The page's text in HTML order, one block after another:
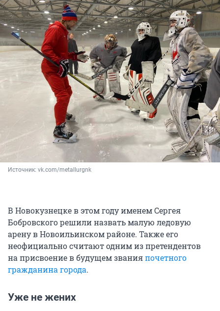
Источник: vk.com/metallurgnk
В Новокузнецке в этом году именем Сергея
Бобровского решили назвать малую ледовую
арену в Новоильинском районе. Также его
неофициально считают одним из претендентов
на присвоение в будущем званияпочетного
гражданина города.
Уже не жених